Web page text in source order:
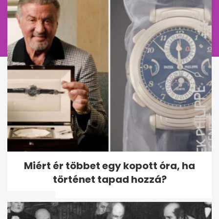
Drámai életmentés a Dráván,
két barcsi apa ugrott a
fuldokló...
Miért ér többet egy kopott óra, ha
történet tapad hozzá?